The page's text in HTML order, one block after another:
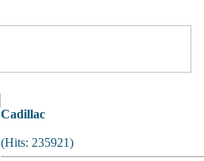
Cadillac
(Hits: 235921)